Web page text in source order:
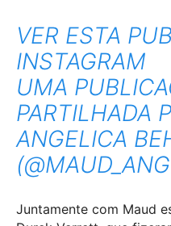
VER ESTA
INSTAGRAM
UMA
PARTILHADA
ANGELICA
Juntamente com Maud